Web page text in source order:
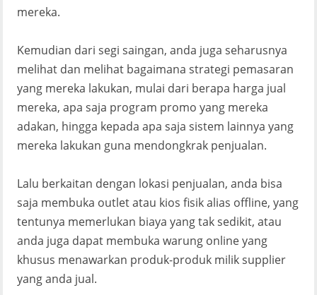
mereka.
Kemudian dari segi saingan, anda juga seharusnya
melihat dan melihat bagaimana strategi pemasaran
yang mereka lakukan, mulai dari berapa harga jual
mereka, apa saja program promo yang mereka
adakan, hingga kepada apa saja sistem lainnya yang
mereka lakukan guna mendongkrak penjualan.
Lalu berkaitan dengan lokasi penjualan, anda bisa
saja membuka outlet atau kios fisik alias offline, yang
tentunya memerlukan biaya yang tak sedikit, atau
anda juga dapat membuka warung online yang
khusus menawarkan produk-produk milik supplier
yang anda jual.